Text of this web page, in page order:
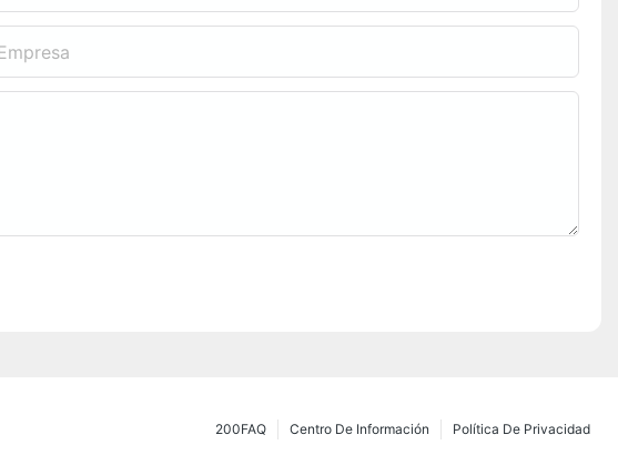
Política De Privacidad
Centro De Información
200FAQ